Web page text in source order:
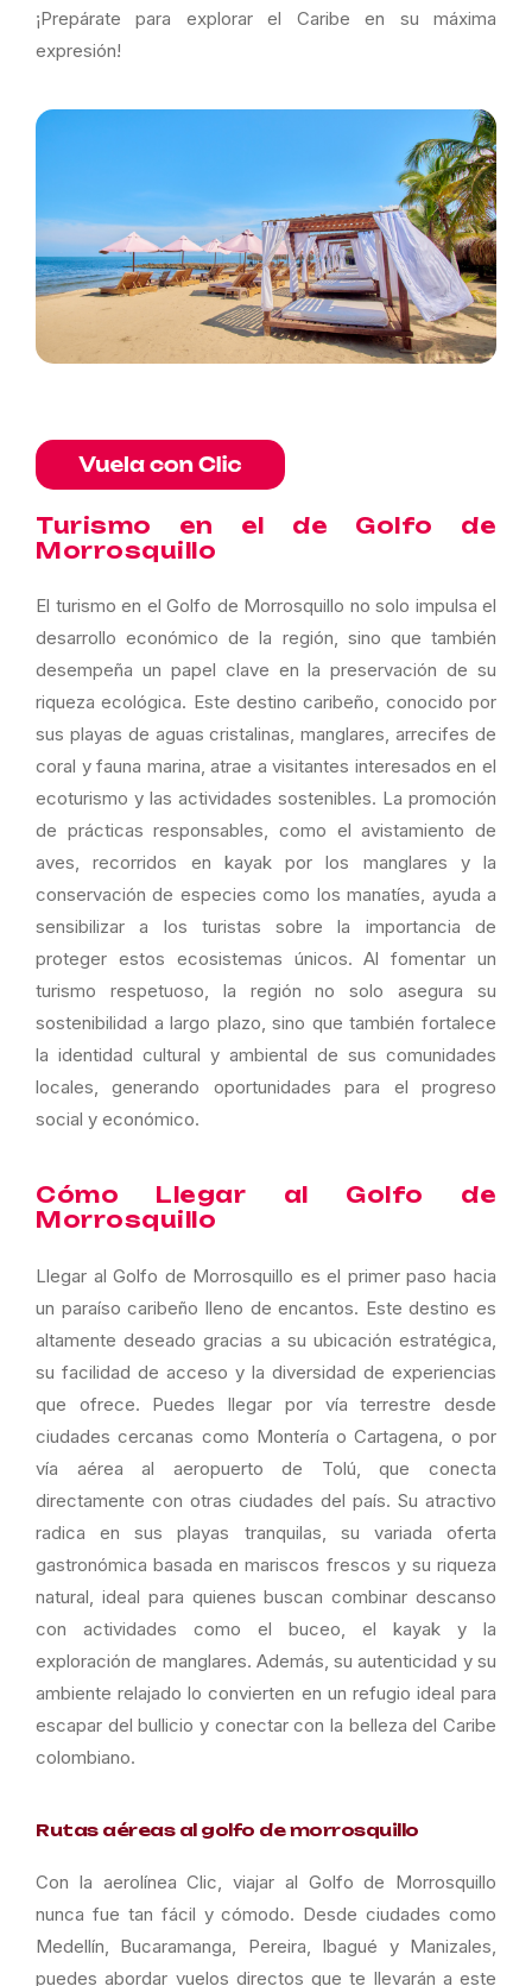
¡Prepárate para explorar el Caribe en su máxima
expresión!
Turismo en el de Golfo de
Morrosquillo
El turismo en el Golfo de Morrosquillo no solo impulsa el
desarrollo económico de la región, sino que también
desempeña un papel clave en la preservación de su
riqueza ecológica. Este destino caribeño, conocido por
sus playas de aguas cristalinas, manglares, arrecifes de
coral y fauna marina, atrae a visitantes interesados en el
ecoturismo y las actividades sostenibles. La promoción
de prácticas responsables, como el avistamiento de
aves, recorridos en kayak por los manglares y la
conservación de especies como los manatíes, ayuda a
sensibilizar a los turistas sobre la importancia de
proteger estos ecosistemas únicos. Al fomentar un
turismo respetuoso, la región no solo asegura su
sostenibilidad a largo plazo, sino que también fortalece
la identidad cultural y ambiental de sus comunidades
locales, generando oportunidades para el progreso
social y económico.
Cómo Llegar al Golfo de
Morrosquillo
Llegar al Golfo de Morrosquillo es el primer paso hacia
un paraíso caribeño lleno de encantos. Este destino es
altamente deseado gracias a su ubicación estratégica,
su facilidad de acceso y la diversidad de experiencias
que ofrece. Puedes llegar por vía terrestre desde
ciudades cercanas como Montería o Cartagena, o por
vía aérea al aeropuerto de Tolú, que conecta
directamente con otras ciudades del país. Su atractivo
radica en sus playas tranquilas, su variada oferta
gastronómica basada en mariscos frescos y su riqueza
natural, ideal para quienes buscan combinar descanso
con actividades como el buceo, el kayak y la
exploración de manglares. Además, su autenticidad y su
ambiente relajado lo convierten en un refugio ideal para
escapar del bullicio y conectar con la belleza del Caribe
colombiano.
Rutas aéreas al golfo de morrosquillo
Con la aerolínea Clic, viajar al Golfo de Morrosquillo
nunca fue tan fácil y cómodo. Desde ciudades como
Medellín, Bucaramanga, Pereira, Ibagué y Manizales,
puedes abordar vuelos directos que te llevarán a este